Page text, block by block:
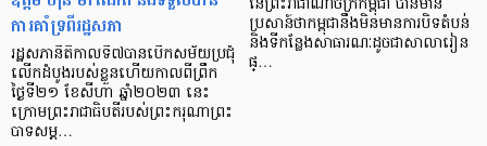
ការគាំទ្រពីរដ្ឋសភា
រដ្ឋសភានីតិកាលទី៧បានបើកសម័យប្រជុំ
លើកដំបូងរបស់ខ្លួនហើយកាលពីព្រឹក
ថ្ងៃទី២១ ខែសីហា ឆ្នាំ២០២៣ នេះ
ក្រោមព្រះរាជាធិបតីរបស់ព្រះករុណាព្រះ
បាទសម្ត…
នៃព្រះរាជាណាចក្រកម្ពុជា បានមាន
ប្រសាន៍ថាកម្ពុជានឹងមិនមានការបិទតំបន់
និងទីកន្លែងសាធារណៈដូចជាសាលារៀន
ផ្…